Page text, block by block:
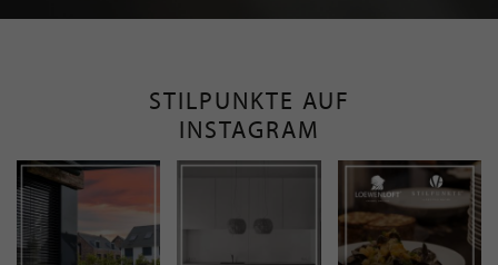
STILPUNKTE AUF
INSTAGRAM